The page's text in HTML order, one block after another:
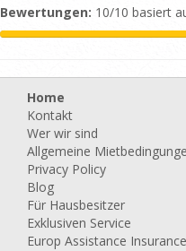
Bewertungen: 10/10 basiert
Home
Kontakt
Wer wir sind
Allgemeine
Privacy Policy
Blog
Für Hausbesitzer
Exklusiven Service
Europ Assistance Insurance